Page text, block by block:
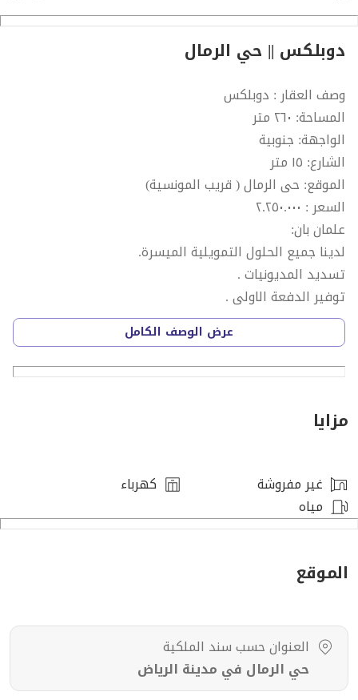
دوبلكس || حي الرمال
وصف العقار : دوبلكس
المساحة: ٢٦٠ متر
الواجهة: جنوبية
الشارع: ١٥ متر
الموقع: حى الرمال ( قريب المونسية)
السعر : ٢.٢٥٠.٠٠٠
علمان بان:
لدينا جميع الحلول التمويلية الميسرة.
تسديد المديونيات .
توفير الدفعة الاولى .
اعلى تمويل عقارى واقل هامش ربح.
امكانية تحويل من بنك لبنك.
نقبل اى جهة حكومية - مدنين-عساكر-قطاعات خاصة.
عروض مناسبة لجميع العملاء.
تخليص جميع المعاملات فى جميع انحاء المملكة.
فريق عمل متكامل لخدمتكم
عرض الوصف الكامل
مزايا
غير مفروشة
كهرباء
مياه
الموقع
العنوان حسب سند الملكية
حي الرمال في مدينة الرياض